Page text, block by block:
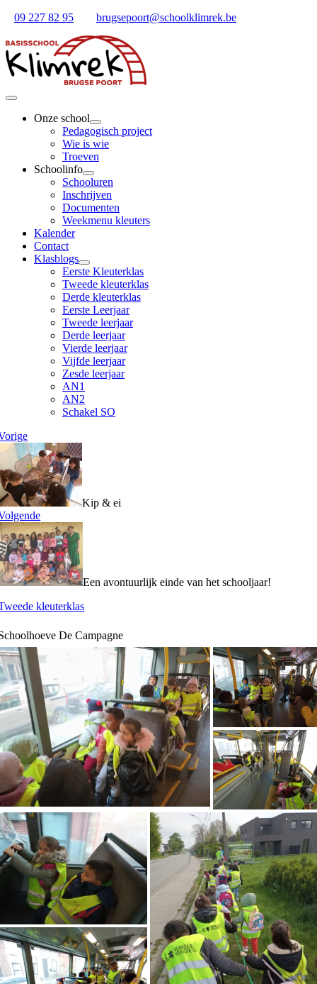
Ga
inhoud
09 227 82 95 brugsepoort@schoolklimrek.be
Toggle
NavigationOnze school
Pedagogisch project
Wie is wie
Troeven
Schoolinfo
Schooluren
Inschrijven
Documenten
Weekmenu kleuters
Kalender
Contact
Klasblogs
Eerste Kleuterklas
Tweede kleuterklas
Derde kleuterklas
Eerste Leerjaar
Tweede leerjaar
Derde leerjaar
Vierde leerjaar
Vijfde leerjaar
Zesde leerjaar
AN1
AN2
Schakel SO
Kip & ei
Een avontuurlijk einde van het schooljaar!
kleuterklas
De Campagne